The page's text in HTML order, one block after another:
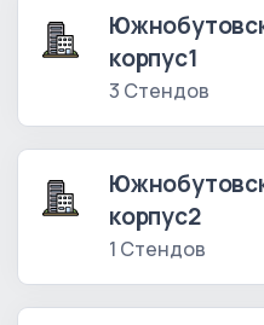
корпус1
3 Стендов
корпус2
1 Стендов